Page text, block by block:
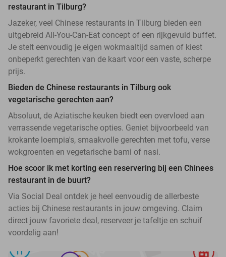
restaurant in Tilburg?
Jazeker, veel Chinese restaurants in Tilburg bieden een
uitgebreid All-You-Can-Eat concept of een rijkgevuld buffet.
Je stelt eenvoudig je eigen wokmaaltijd samen of kiest
onbeperkt gerechten van de kaart voor een vaste, scherpe
prijs.
Bieden de Chinese restaurants in Tilburg ook
vegetarische gerechten aan?
Absoluut, de Aziatische keuken biedt een overvloed aan
verrassende vegetarische opties. Geniet bijvoorbeeld van
krokante loempia's, smaakvolle gerechten met tofu, verse
wokgroenten en vegetarische bami of nasi.
Hoe scoor ik met korting een reservering bij een Chinees
restaurant in de buurt?
Via Social Deal ontdek je heel eenvoudig de allerbeste
acties bij Chinese restaurants in jouw omgeving. Claim
direct jouw favoriete deal, reserveer je tafeltje en schuif
voordelig aan!